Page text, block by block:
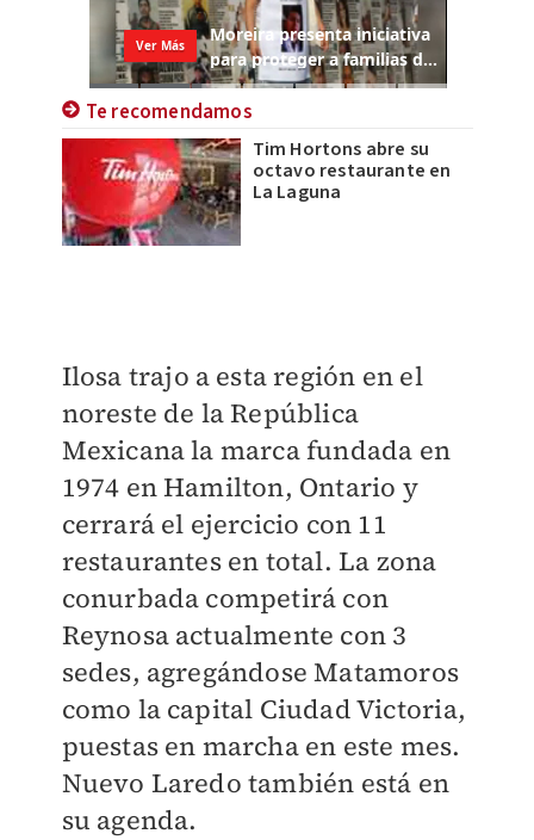
Te recomendamos
Tim Hortons abre su
octavo restaurante en
La Laguna
Ilosa trajo a esta región en el
noreste de la República
Mexicana la marca fundada en
1974 en Hamilton, Ontario y
cerrará el ejercicio con 11
restaurantes en total. La zona
conurbada competirá con
Reynosa actualmente con 3
sedes, agregándose Matamoros
como la capital Ciudad Victoria,
puestas en marcha en este mes.
Nuevo Laredo también está en
su agenda.